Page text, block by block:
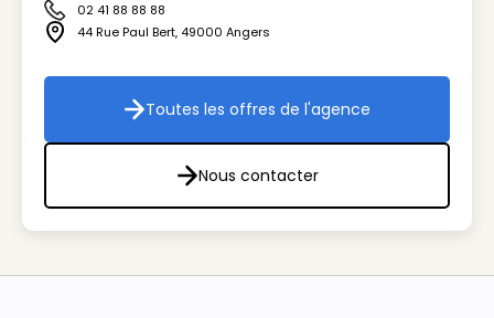
Icône téléphone
02 41 88 88 88
Icône adresse
44 Rue Paul Bert, 49000 Angers
Toutes les offres de l'agence
Toutes les offres de l'agence
Nous contacter
Nous contacter